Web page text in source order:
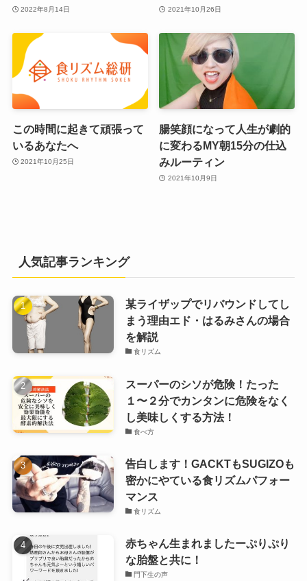
2022年8月14日 2021年10月26日
この時間に起きて頑張って
いるあなたへ
2021年10月25日
腸笑顔になって人生が劇的
に変わるMY朝15分の仕込
みルーティン
2021年10月9日
人気記事ランキング
某ライザップでリバウンドしてし
まう理由エド・はるみさんの場合
を解説
食リズム
スーパーのシソが危険！たった
１〜２分でカンタンに危険をなく
し美味しくする方法！
食べ方
告白します！GACKTもSUGIZOも
密かにやている食リズムパフォー
マンス
食リズム
赤ちゃん生まれましたーぷりぷり
な胎盤と共に！
門下生の声